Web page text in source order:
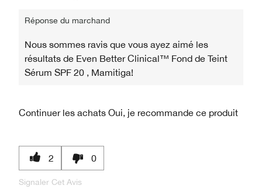
Réponse du marchand
Nous sommes ravis que vous ayez aimé les
résultats de Even Better Clinical™ Fond de Teint
Sérum SPF 20 , Mamitiga!
Continuer les achats Oui, je recommande ce produit
2 0
Signaler Cet Avis